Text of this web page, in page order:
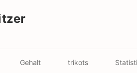
Gehalt trikots